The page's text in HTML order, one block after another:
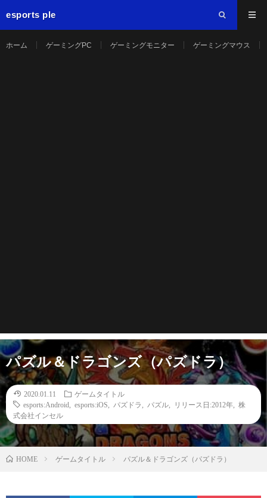
esports ple
ホーム ゲーミングPC ゲーミングモニター ゲーミングマウス
パズル＆ドラゴンズ（パズドラ）
2020.01.11
ゲームタイトル
esports:Android
esports:iOS パズドラ パズル リリース日:2012年
株
式会社インセル
HOME ゲームタイトル パズル＆ドラゴンズ（パズドラ）